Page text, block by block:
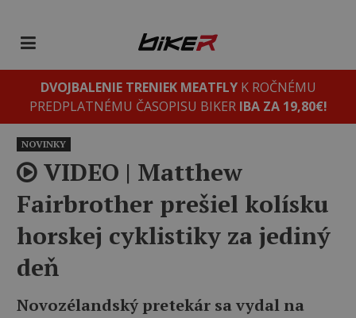
DVOJBALENIE TRENIEK MEATFLYK ROČNÉMU
PREDPLATNÉMU ČASOPISU BIKER IBA ZA 19,80€!
NOVINKY
VIDEO | Matthew
Fairbrother prešiel kolísku
horskej cyklistiky za jediný
deň
Novozélandský pretekár sa vydal na